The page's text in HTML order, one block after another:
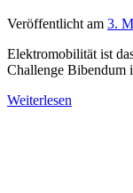
Veröffentlicht am 3.
Elektromobilität ist
Challenge Bibendum
Weiterlesen